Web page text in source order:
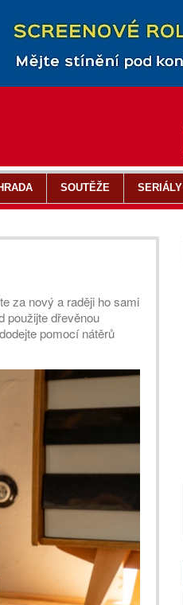
za nový a raději ho sami
použijte dřevěnou
pomocí nátěrů
SOUTĚŽE SERIÁLY